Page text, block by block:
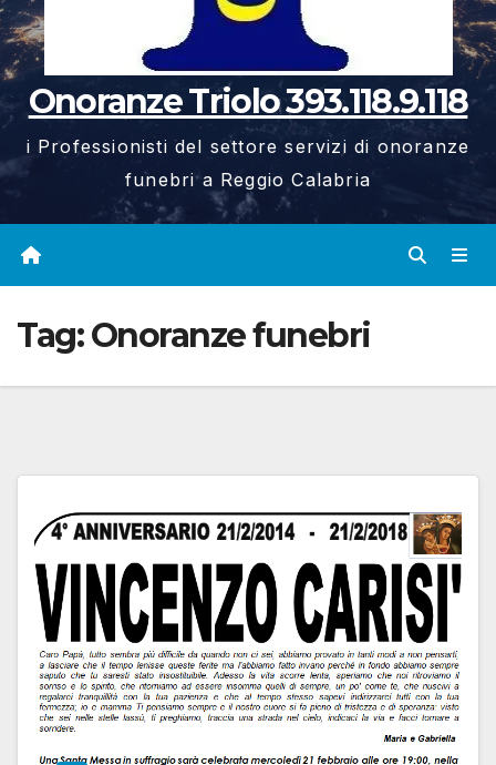
Onoranze Triolo 393.118.9.118
i Professionisti del settore servizi di onoranze
funebri a Reggio Calabria
Tag:Onoranze funebri